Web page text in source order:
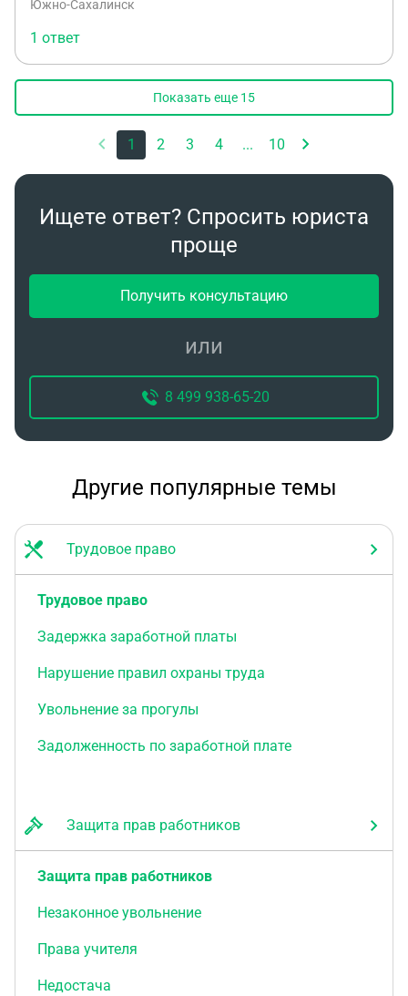
начисляться от детских,которые он будет
получать до 3 лет. Хотя это же детские деньги.
Или не имеет значение?
Южно-Сахалинск
1 ответ
Показать еще 15
1 2 3 4 ... 10
Ищете ответ? Спросить юриста
проще
Получить консультацию
или
8 499 938-65-20
Другие популярные темы
Трудовое право
Трудовое право
Задержка заработной платы
Нарушение правил охраны труда
Увольнение за прогулы
Задолженность по заработной плате
Защита прав работников
Защита прав работников
Незаконное увольнение
Права учителя
Недостача